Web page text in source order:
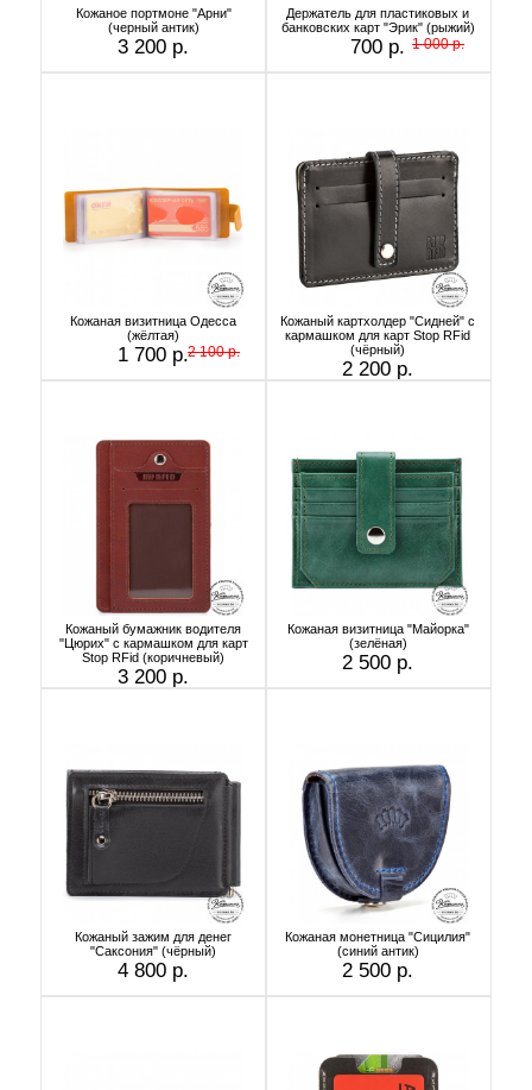
Кожаное портмоне "Арни"
(черный антик)
3 200 р.
Держатель для пластиковых и
банковских карт "Эрик" (рыжий)
700 р. 1 000 р.
Кожаная визитница Одесса
(жёлтая)
1 700 р.2 100 р.
Кожаный картхолдер "Сидней" с
кармашком для карт Stop RFid
(чёрный)
2 200 р.
Кожаный бумажник водителя
"Цюрих" с кармашком для карт
Stop RFid (коричневый)
3 200 р.
Кожаная визитница "Майорка"
(зелёная)
2 500 р.
Кожаный зажим для денег
"Саксония" (чёрный)
4 800 р.
Кожаная монетница "Сицилия"
(синий антик)
2 500 р.